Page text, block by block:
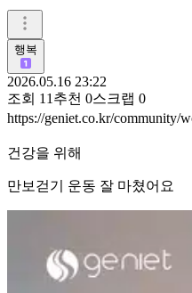
행복
2026.05.16 23:22
조회 11 추천 0스크랩 0
https://geniet.co.kr/community/
건강을 위해
만보걷기 운동 잘 마쳤어요